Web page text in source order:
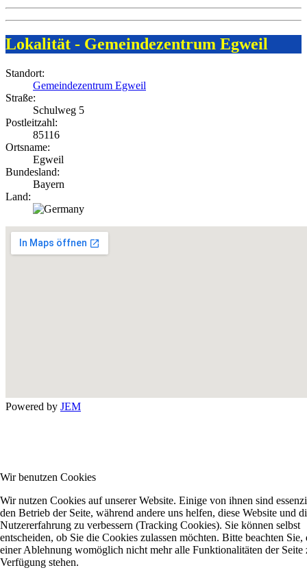
Lokalität - Gemeindezentrum Egweil
Standort:
Gemeindezentrum Egweil
Straße:
Schulweg 5
Postleitzahl:
85116
Ortsname:
Egweil
Bundesland:
Bayern
Land:
Powered by JEM
Wir benutzen Cookies
Wir nutzen Cookies auf unserer Website. Einige von ihnen sind
den Betrieb der Seite, während andere uns helfen, diese Website und
Nutzererfahrung zu verbessern (Tracking Cookies). Sie können selbst
entscheiden, ob Sie die Cookies zulassen möchten. Bitte beachten Sie,
einer Ablehnung womöglich nicht mehr alle Funktionalitäten der Seite
Verfügung stehen.